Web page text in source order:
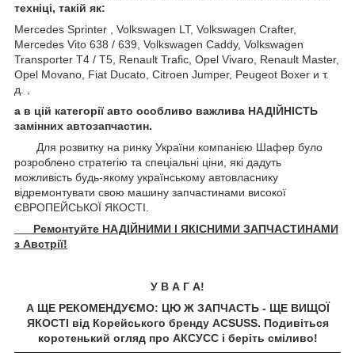
техніці, такій як:
Mercedes Sprinter , Volkswagen LT, Volkswagen Crafter,
Mercedes Vito 638 / 639, Volkswagen Caddy, Volkswagen
Transporter T4 / T5, Renault Trafic, Opel Vivaro, Renault Master,
Opel Movano, Fiat Ducato, Citroen Jumper, Peugeot Boxer и т.
д. ,
а в цій категорії авто особливо важлива НАДІЙНІСТЬ
замінних автозапчастин.
Для розвитку на ринку України компанією Шафер було
розроблено стратегію та спеціальні ціни, які дадуть
можливість будь-якому українському автовласнику
відремонтувати свою машину запчастинами високої
ЄВРОПЕЙСЬКОЇ ЯКОСТІ.
Ремонтуйте НАДІЙНИМИ І ЯКІСНИМИ ЗАПЧАСТИНАМИ
з Австрії!
У В А Г А!
А ЩЕ РЕКОМЕНДУЄМО: ЦЮ Ж ЗАПЧАСТЬ - ЩЕ ВИЩОЇ
ЯКОСТІ від Корейського бренду ACSUSS. Подивіться
коротенький огляд про АКСУCC і беріть сміливо!